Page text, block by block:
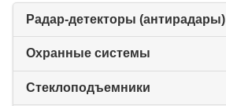
Радар-детекторы (антирадары)
Охранные системы
Стеклоподъемники